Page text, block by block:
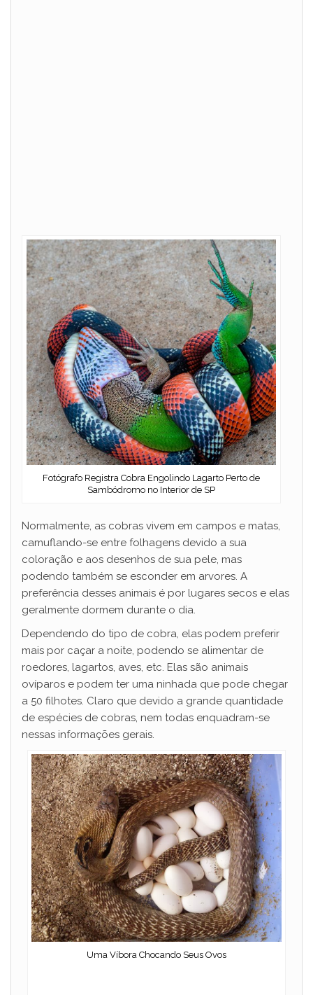
Fotógrafo Registra Cobra Engolindo Lagarto Perto de
Sambódromo no Interior de SP
Normalmente, as cobras vivem em campos e matas,
camuflando-se entre folhagens devido a sua
coloração e aos desenhos de sua pele, mas
podendo também se esconder em arvores. A
preferência desses animais é por lugares secos e elas
geralmente dormem durante o dia.
Dependendo do tipo de cobra, elas podem preferir
mais por caçar a noite, podendo se alimentar de
roedores, lagartos, aves, etc. Elas são animais
ovíparos e podem ter uma ninhada que pode chegar
a 50 filhotes. Claro que devido a grande quantidade
de espécies de cobras, nem todas enquadram-se
nessas informações gerais.
Uma Víbora Chocando Seus Ovos